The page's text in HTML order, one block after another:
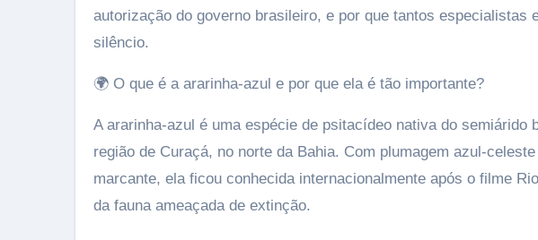
autorização do governo brasileiro, e por que tantos especialistas
silêncio.
🌍 O que é a ararinha-azul e por que ela é tão importante?
A ararinha-azul é uma espécie de psitacídeo nativa do semiárido
região de Curaçá, no norte da Bahia. Com plumagem azul-
marcante, ela ficou conhecida internacionalmente após o filme
da fauna ameaçada de extinção.